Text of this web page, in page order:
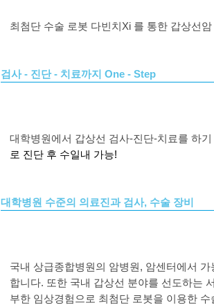
최첨단 수술 로봇 다빈치Xi 를 통한 갑상선
검사 - 진단 - 치료까지 One - Step
대학병원에서 갑상선 검사-진단-치료를 하
로 진단 후 수일내 가능!
대학병원 수준의 의료진과 검사, 수술 장비
국내 상급종합병원의 암병원 , 암센터에서
합니다. 또한 국내 갑상선 분야를 선도하는
부한 임상경험으로 최첨단 로봇을 이용한 수